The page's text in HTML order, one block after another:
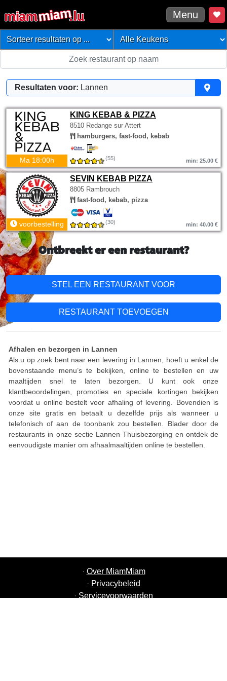
Menu
Resultaten voor: Lannen
KING KEBAB & PIZZA
8510 Redange sur Attert
hamburgers, fast-food, kebab
Ma 18:00h (55) min: 25.00 €
SEVIN KEBAB PIZZA
8805 Rambrouch
fast-food, kebab, pizza
voorbestelling (30) min: 40.00 €
Ontbreekt er een restaurant?
STEL EEN RESTAURANT VOOR
RESTAURANT TOEVOEGEN
Afhalen en bezorgen in Lannen
Als u op zoek bent naar een levering in Lannen, hoeft u enkel de
bovenstaande menu’s te bekijken, online te bestellen en uw
maaltijden snel te laten bezorgen. U kunt ook onze
klantbeoordelingen, promoties en speciale kortingen bekijken
voordat u online bestelt voor afhaling of levering. Bovendien is
onze site gratis en betaalt u dezelfde prijs als wanneer u
telefonisch of aan de toonbank zou bestellen. Blader door de
restaurants in onze sectie Lannen Thuisbezorging en ontdek de
eenvoudigste manier om afhaalmaaltijden online te bestellen.
· Over MiamMiam
· Privacybeleid
· Servicevoorwaarden